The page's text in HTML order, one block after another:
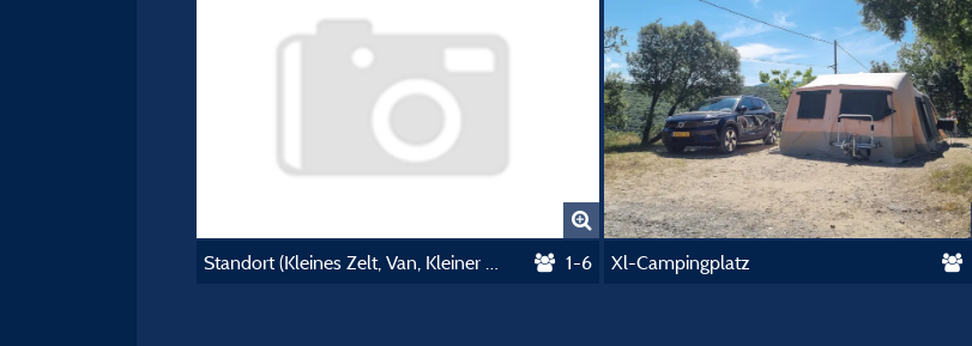
Standort (Kleines Zelt, Van, Kleiner Wohnwagen) 1-6 Xl-Campingplatz